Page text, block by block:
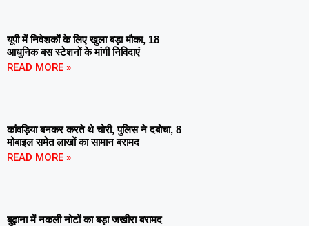
यूपी में निवेशकों के लिए खुला बड़ा मौका, 18
आधुनिक बस स्टेशनों के मांगी निविदाएं
READ MORE »
कांवड़िया बनकर करते थे चोरी, पुलिस ने दबोचा, 8
मोबाइल समेत लाखों का सामान बरामद
READ MORE »
बुढ़ाना में नकली नोटों का बड़ा जखीरा बरामद